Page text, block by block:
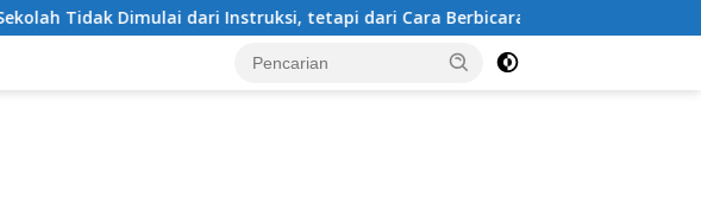
Dimulai dari Instruksi, tetapi dari Cara Berbicara Kapolda NTB